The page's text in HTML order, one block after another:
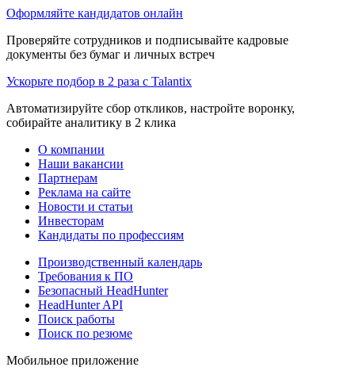
Оформляйте кандидатов онлайн
Проверяйте сотрудников и подписывайте кадровые
документы без бумаг и личных встреч
Ускорьте подбор в 2 раза с Talantix
Автоматизируйте сбор откликов, настройте воронку,
собирайте аналитику в 2 клика
О компании
Наши вакансии
Партнерам
Реклама на сайте
Новости и статьи
Инвесторам
Кандидаты по профессиям
Производственный календарь
Требования к ПО
Безопасный HeadHunter
HeadHunter API
Поиск работы
Поиск по резюме
Мобильное приложение